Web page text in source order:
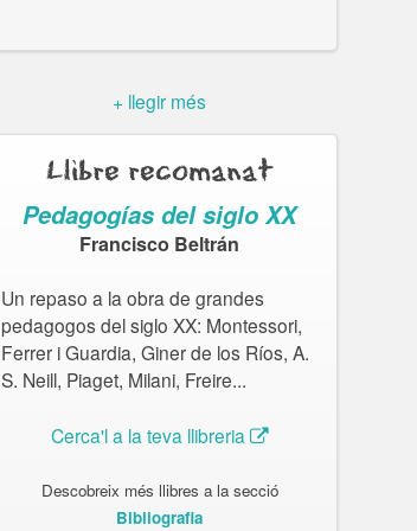
+ llegir més
Llibre recomanat
Pedagogías del siglo XX
Francisco Beltrán
Un repaso a la obra de grandes
pedagogos del siglo XX: Montessori,
Ferrer i Guardia, Giner de los Ríos, A.
S. Neill, Piaget, Milani, Freire...
Cerca'l a la teva llibreria
Descobreix més llibres a la secció
Bibliografia